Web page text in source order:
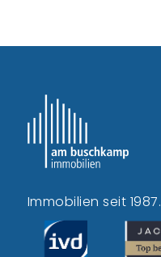
Immobilien seit